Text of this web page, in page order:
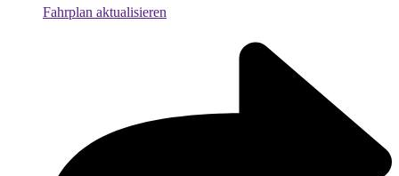
Fahrplan aktualisieren